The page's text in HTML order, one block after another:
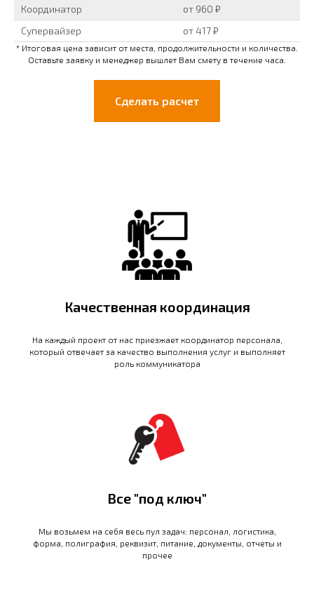
Координатор
от 960 ₽
Супервайзер
от 417 ₽
* Итоговая цена зависит от места, продолжительности и количества.
Оставьте заявку и менеджер вышлет Вам смету в течение часа.
Сделать расчет
Качественная координация
На каждый проект от нас приезжает координатор персонала,
который отвечает за качество выполнения услуг и выполняет
роль коммуникатора
Все "под ключ"
Мы возьмем на себя весь пул задач: персонал, логистика,
форма, полиграфия, реквизит, питание, документы, отчеты и
прочее